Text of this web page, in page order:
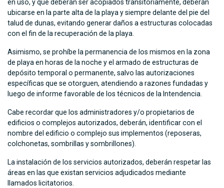
en uso, y que deberán ser acopiados transitoriamente, deberán
ubicarse en la parte alta de la playa y siempre delante del pie del
talud de dunas, evitando generar daños a estructuras colocadas
con el fin de la recuperación de la playa.
Asimismo, se prohíbe la permanencia de los mismos en la zona
de playa en horas de la noche y el armado de estructuras de
depósito temporal o permanente, salvo las autorizaciones
específicas que se otorguen, atendiendo a razones fundadas y
luego de informe favorable de los técnicos de la Intendencia.
Cabe recordar que los administradores y/o propietarios de
edificios o complejos autorizados, deberán, identificar con el
nombre del edificio o complejo sus implementos (reposeras,
colchonetas, sombrillas y sombrillones).
La instalación de los servicios autorizados, deberán respetar las
áreas en las que existan servicios adjudicados mediante
llamados licitatorios.